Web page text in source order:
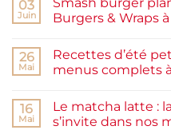
et
rapide
Pancakes
à
complète,
et
03
Juin
Burgers & Wraps
sur
burger
testé
Packman
Burgers &
26
Mai
Recettes d’été
menus complets
sur
Recettes
d’été
16
Mai
Le matcha latte :
s’invite dans nos